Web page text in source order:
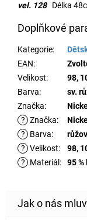
vel. 128Délka
Doplňkové
Kategorie:
EAN:
Velikost:
98,
Barva:
sv.
Značka:
? Značka:
?
Barva:
? Velikost:
98,
?
Materiál : 95 %